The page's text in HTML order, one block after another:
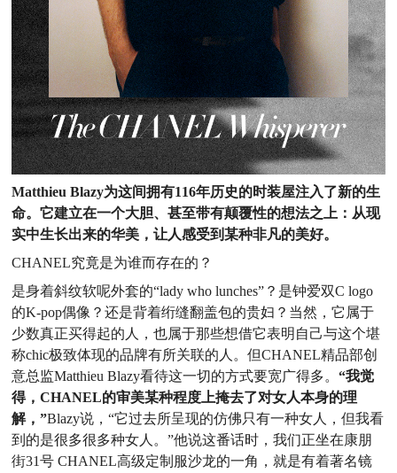
Matthieu Blazy为这间拥有116年历史的时装屋注入了新的生
命。它建立在一个大胆、甚至带有颠覆性的想法之上：从现
实中生长出来的华美，让人感受到某种非凡的美好。
CHANEL究竟是为谁而存在的？
是身着斜纹软呢外套的“lady who lunches”？是钟爱双C logo
的K-pop偶像？还是背着绗缝翻盖包的贵妇？当然，它 属于
少数真正买得起的人，也属于那些想借它表明自己与这个堪
称chic极致体现的品牌有所关联的人。但CHANEL精品部创
意总监Matthieu Blazy看待这一切的方式要宽广得多。“我觉
得，CHANEL的审美某种程度上掩去了对女人本身的理
解，”Blazy说，“它过去所呈现的仿佛只有一种女人，但我看
到的是很多很多种女人。”他说这番话时，我们正坐在康朋
街31号 CHANEL高级定制服沙龙的一角，就是有着著名镜